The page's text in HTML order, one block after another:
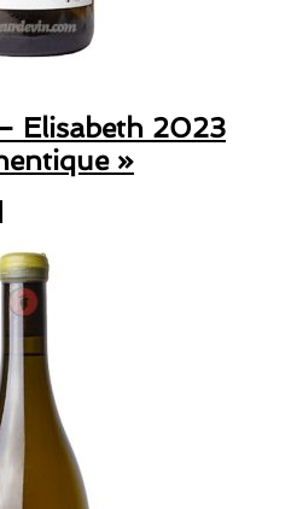
Elisabeth 2023
»